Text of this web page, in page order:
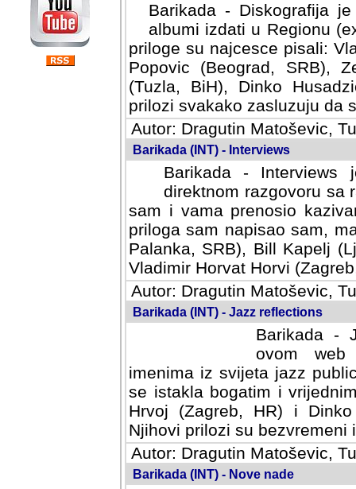
Barikada - Diskografija
albumi izdati u Regionu
priloge su najcesce pisali:
Popovic (Beograd, SRB),
(Tuzla, BiH), Dinko
prilozi svakako zasluzuju da
Autor: Dragutin Matoševic,
Barikada (INT) - Interviews
Barikada -
direktnom razgovoru sa
sam i vama prenosio
priloga sam napisao sam,
Palanka, SRB), Bill Kapelj
Vladimir Horvat Horvi
Autor: Dragutin Matoševic,
Barikada (INT) - Jazz reflections
Barikada -
ovom web
imenima iz svijeta jazz
se istakla bogatim i
Hrvoj (Zagreb, HR) i
Njihovi prilozi su bezvremeni
Autor: Dragutin Matoševic,
Barikada (INT) - Nove nade